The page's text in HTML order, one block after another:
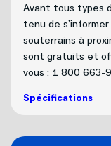
Avant tous types
tenu de
souterrains à
sont gratuits et
vous : 1 800 663-
Spécifications